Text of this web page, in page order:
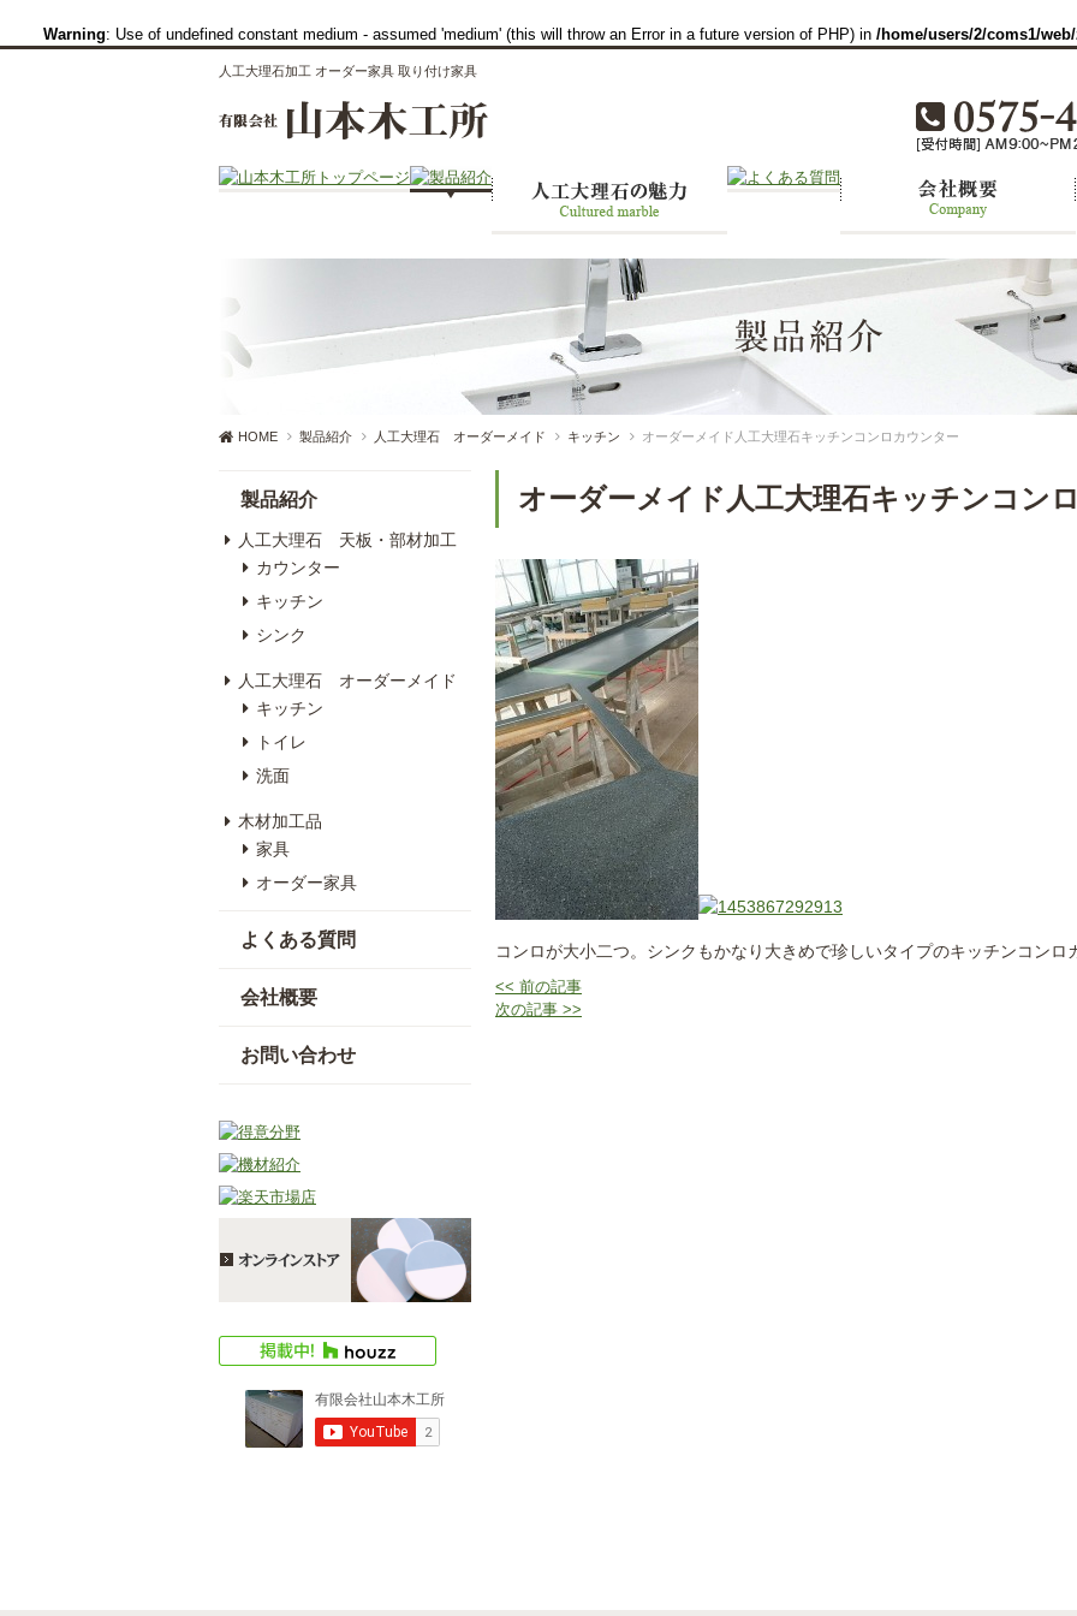
Warning: Use of undefined constant medium - assumed 'medium' (this will throw an Error in a future version of PHP) in /home/users/2/coms1/
人工大理石加工 オーダー家具 取り付け家具
HOME 製品紹介 人工大理石 オーダーメイド キッチン オーダーメイド人工大理石キッチンコンロカウンター
オーダーメイド人工大理石キッチンコン
コンロが大小二つ。シンクもかなり大きめで珍しいタイプのキッチンコンロ
<< 前の記事
次の記事 >>
製品紹介
人工大理石 天板・部材加工
カウンター
キッチン
シンク
人工大理石 オーダーメイド
キッチン
トイレ
洗面
木材加工品
家具
オーダー家具
よくある質問
会社概要
お問い合わせ